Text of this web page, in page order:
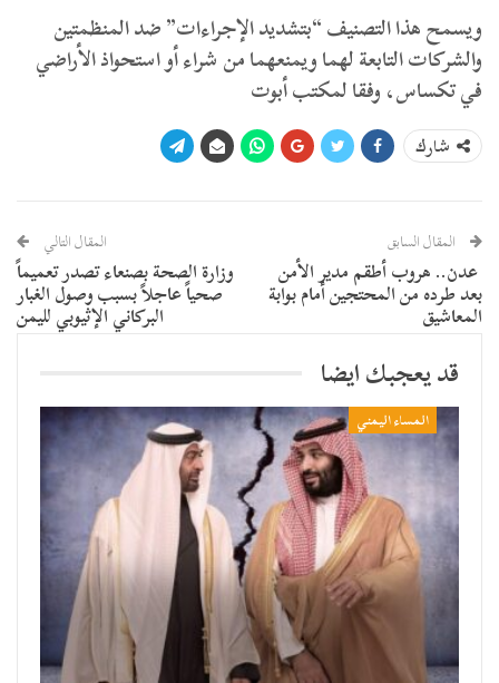
ويسمح هذا التصنيف “بتشديد الإجراءات” ضد المنظمتين
والشركات التابعة لهما ويمنعهما من شراء أو استحواذ الأراضي
في تكساس، وفقا لمكتب أبوت
شارك
المقال السابق
عدن.. هروب أطقم مدير الأمن
بعد طرده من المحتجين أمام بوابة
المعاشيق
المقال التالي
وزارة الصحة بصنعاء تصدر تعميماً
صحياً عاجلاً بسبب وصول الغبار
البركاني الإثيوبي لليمن
قد يعجبك ايضا
المساء اليمني